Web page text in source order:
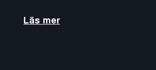
Läs mer